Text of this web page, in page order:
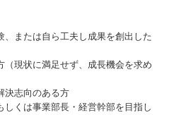
、または自ら工夫し成果を創出した
（現状に満足せず、成長機会を求め
決志向のある方
しくは事業部長・経営幹部を目指し